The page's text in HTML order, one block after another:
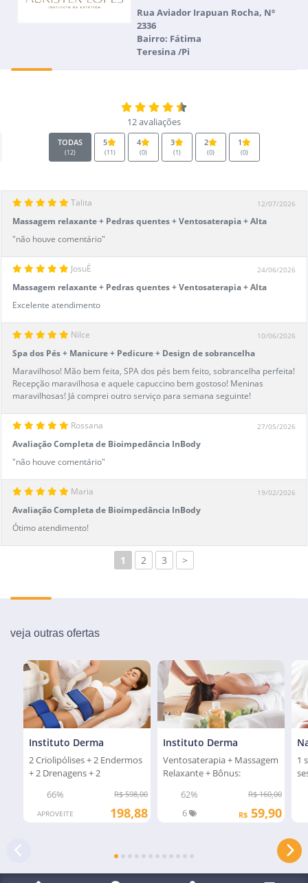
Rua Aviador Irapuan Rocha, Nº
2336
Bairro: Fátima
Teresina /Pi
12 avaliações
TODAS
(12)
5
(11)
4
(0)
3
(1)
2
(0)
1
(0)
Talita 12/07/2026
Massagem relaxante + Pedras quentes + Ventosaterapia + Alta
frequência capilar
"não houve comentário"
JosuÉ 24/06/2026
Massagem relaxante + Pedras quentes + Ventosaterapia + Alta
frequência capilar
Excelente atendimento
Nilce 10/06/2026
Spa dos Pés + Manicure + Pedicure + Design de sobrancelha
Maravilhoso! Mão bem feita, SPA dos pés bem feito, sobrancelha perfeita!
Recepção maravilhosa e aquele capuccino bem gostoso! Meninas
maravilhosas! Já comprei outro serviço para semana seguinte!
Rossana 27/05/2026
Avaliação Completa de Bioimpedância InBody
"não houve comentário"
Maria 19/02/2026
Avaliação Completa de Bioimpedância InBody
Ótimo atendimento!
1 2 3 >
veja outras ofertas
Instituto Derma
2 Criolipólises + 2 Endermos
+ 2 Drenagens + 2
66% R$ 598,00
APROVEITE 198,88
Instituto Derma
Ventosaterapia + Massagem
Relaxante + Bônus:
62% R$ 160,00
6 R$ 59,90
1